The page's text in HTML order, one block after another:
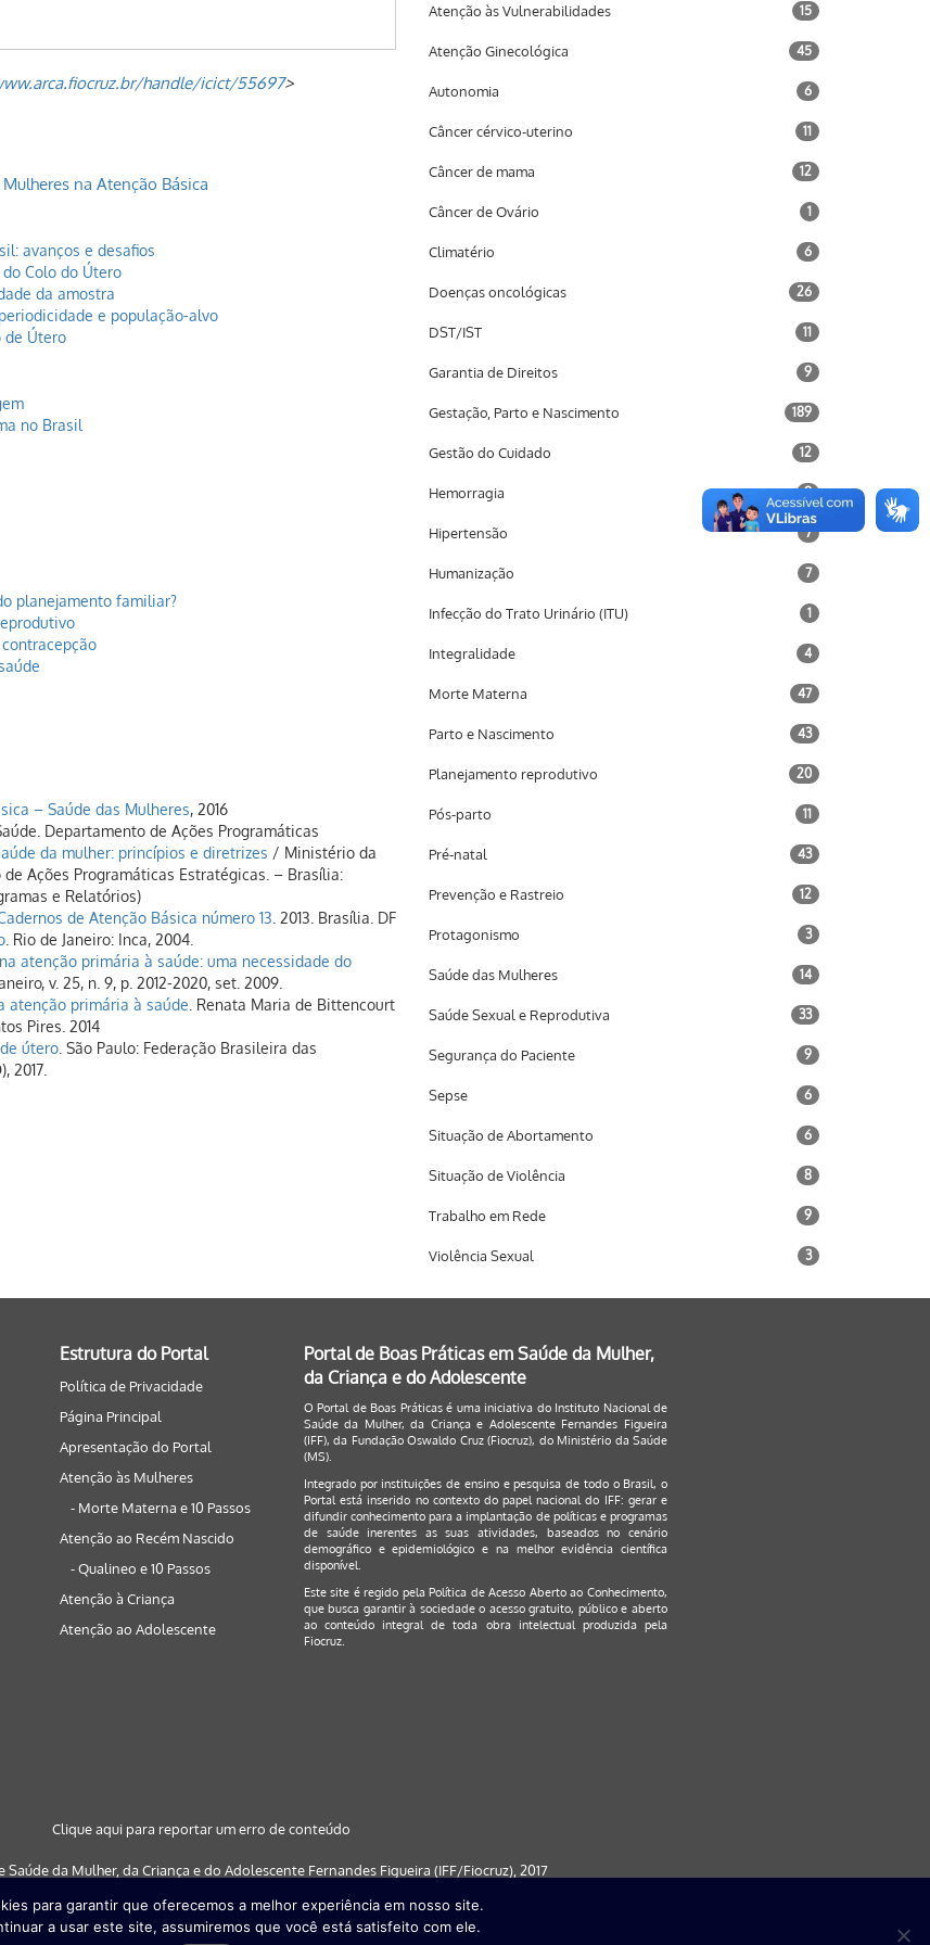
handle/icict/55697>
na Atenção Básica
avanços e desafios
Colo do Útero
da amostra
e população-alvo
de Útero
no Brasil
planejamento familiar?
– Saúde das Mulheres, 2016
Departamento de Ações Programáticas
da mulher: princípios e diretrizes / Ministério da
Ações Programáticas Estratégicas. – Brasília:
e Relatórios)
de Atenção Básica número 13 . 2013. Brasília. DF
. Rio de Janeiro: Inca, 2004.
atenção primária à saúde: uma necessidade do
v. 25, n. 9, p. 2012-2020, set. 2009.
atenção primária à saúde . Renata Maria de Bittencourt
Pires. 2014
útero . São Paulo: Federação Brasileira das
2017.
Atenção às Vulnerabilidades 15
Atenção Ginecológica 45
Autonomia 6
Câncer cérvico-uterino 11
Câncer de mama 12
Câncer de Ovário 1
Climatério 6
Doenças oncológicas 26
DST/IST 11
Garantia de Direitos 9
Gestação, Parto e Nascimento 189
Gestão do Cuidado 12
Hemorragia 9
Hipertensão 7
Humanização 7
Infecção do Trato Urinário (ITU) 1
Integralidade 4
Morte Materna 47
Parto e Nascimento 43
Planejamento reprodutivo 20
Pós-parto 11
Pré-natal 43
Prevenção e Rastreio 12
Protagonismo 3
Saúde das Mulheres 14
Saúde Sexual e Reprodutiva 33
Segurança do Paciente 9
Sepse 6
Situação de Abortamento 6
Situação de Violência 8
Trabalho em Rede 9
Violência Sexual 3
Estrutura do Portal
Política de Privacidade
Página Principal
Apresentação do Portal
Atenção às Mulheres
- Morte Materna e 10 Passos
Atenção ao Recém Nascido
- Qualineo e 10 Passos
Atenção à Criança
Atenção ao Adolescente
Portal de Boas Práticas em Saúde da Mulher,
da Criança e do Adolescente
O Portal de Boas Práticas é uma iniciativa do Instituto Nacional de
Saúde da Mulher, da Criança e Adolescente Fernandes Figueira
(IFF), da Fundação Oswaldo Cruz (Fiocruz), do Ministério da Saúde
(MS).
Integrado por instituições de ensino e pesquisa de todo o Brasil, o
Portal está inserido no contexto do papel nacional do IFF: gerar e
difundir conhecimento para a implantação de políticas e programas
de saúde inerentes as suas atividades, baseados no cenário
demográfico e epidemiológico e na melhor evidência científica
disponível.
Este site é regido pelaPolítica de Acesso Aberto ao Conhecimento,
que busca garantir à sociedade o acesso gratuito, público e aberto
ao conteúdo integral de toda obra intelectual produzida pela
Fiocruz.
Clique aqui para reportar um erro de conteúdo
da Mulher, da Criança e do Adolescente Fernandes Figueira (IFF/Fiocruz), 2017
Google Chrome (a partir da versão 30) | Internet Explorer (a partir da versão 9) | FireFox ( a
partir da versão 29)
para garantir que oferecemos a melhor experiência em nosso site.
a usar este site, assumiremos que você está satisfeito com ele.